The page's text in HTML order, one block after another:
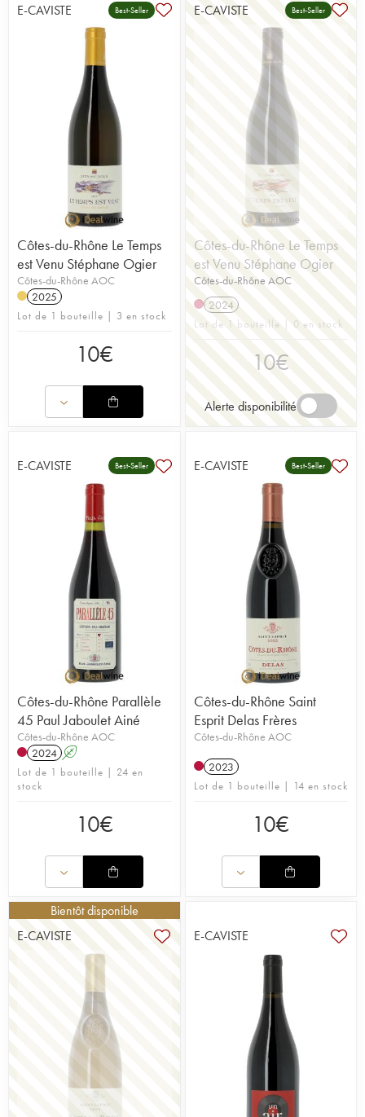
E-CAVISTE Best-Seller
Côtes-du-Rhône Le Temps
est Venu Stéphane Ogier
Côtes-du-Rhône AOC
2025
Lot de 1 bouteille | 3 en stock
10€
E-CAVISTE
Best-Seller
Côtes-du-Rhône Le Temps
est Venu Stéphane Ogier
Côtes-du-Rhône AOC
2024
Lot de 1 bouteille | 0 en stock
10€
Alerte disponibilité
E-CAVISTE Best-Seller
Côtes-du-Rhône Parallèle
45 Paul Jaboulet Ainé
Côtes-du-Rhône AOC
2024 A
Lot de 1 bouteille | 24 en
stock
10€
E-CAVISTE Best-Seller
Côtes-du-Rhône Saint
Esprit Delas Frères
Côtes-du-Rhône AOC
2023
Lot de 1 bouteille | 14 en stock
10€
Bientôt disponible
E-CAVISTE
E-CAVISTE